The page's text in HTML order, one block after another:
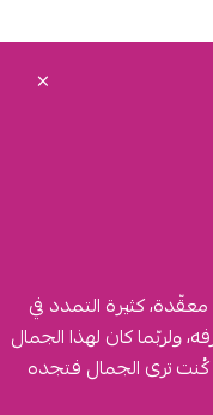
كثيرة التمدد في
ولربّما كان لهذا الجمال
ترى الجمال فتجده